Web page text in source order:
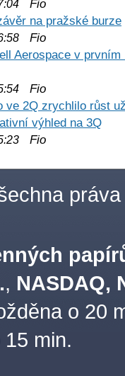
Fio
na pražské burze
Fio
Aerospace v
Fio
ve 2Q zrychlilo růst
výhled na 3Q
Fio
práva
, NASDAQ,
o 20
min.